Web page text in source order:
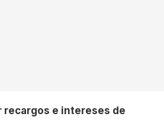
recargos e intereses de